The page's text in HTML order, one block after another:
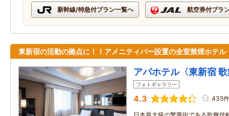
新幹線/特急付プラン一覧へ 航空券付プラ
東新宿の活動の拠点に！！アメニティバー設置の全室禁煙ホテル
アパホテル〈東新宿
フォトギャラリー
4.3 435件